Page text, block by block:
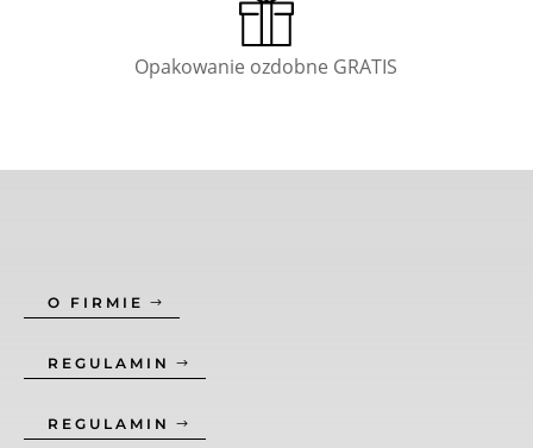
Opakowanie ozdobne GRATIS
O FIRMIE
REGULAMIN
REGULAMIN